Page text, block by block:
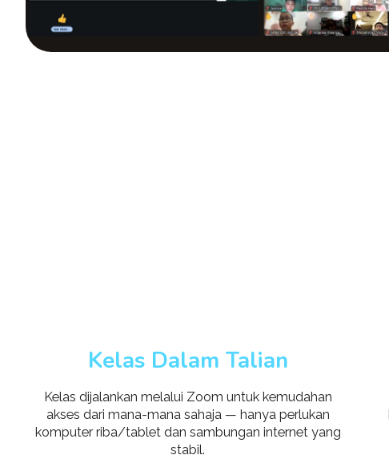
Kelas Dalam Talian
Kelas dijalankan melalui Zoom untuk kemudahan
akses dari mana-mana sahaja — hanya perlukan
komputer riba/tablet dan sambungan internet yang
stabil.